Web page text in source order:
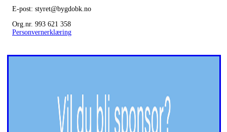
E-post: styret@bygdobk.no
Org.nr. 993 621 358
Personvernerklæring